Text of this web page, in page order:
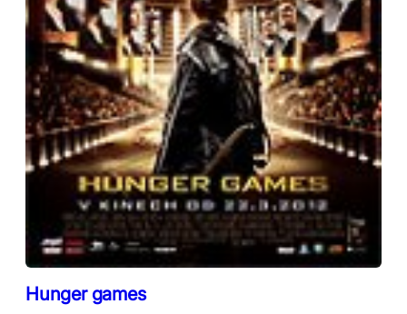
Hunger games